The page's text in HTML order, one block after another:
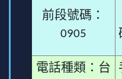
前段號碼：
0905
電話種類：台